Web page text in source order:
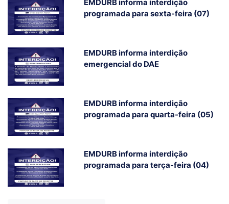
EMDURB informa interdição
programada para sexta-feira (07)
EMDURB informa interdição
emergencial do DAE
EMDURB informa interdição
programada para quarta-feira (05)
EMDURB informa interdição
programada para terça-feira (04)